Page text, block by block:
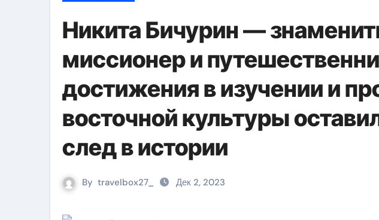
Никита Бичурин —
миссионер и
достижения в изучении и
восточной культуры
след в истории
By travelbox27_ Дек 2, 2023